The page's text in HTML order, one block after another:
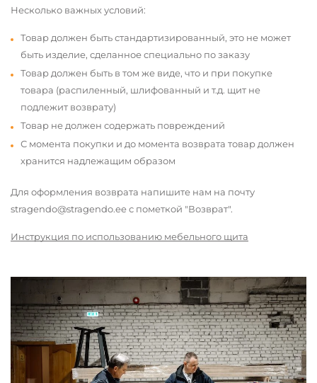
Несколько важных условий:
Товар должен быть стандартизированный, это не может
быть изделие, сделанное специально по заказу
Товар должен быть в том же виде, что и при покупке
товара (распиленный, шлифованный и т.д. щит не
подлежит возврату)
Товар не должен содержать повреждений
С момента покупки и до момента возврата товар должен
хранится надлежащим образом
Для оформления возврата напишите нам на почту
stragendo@stragendo.ee с пометкой "Возврат".
Инструкция по использованию мебельного щита